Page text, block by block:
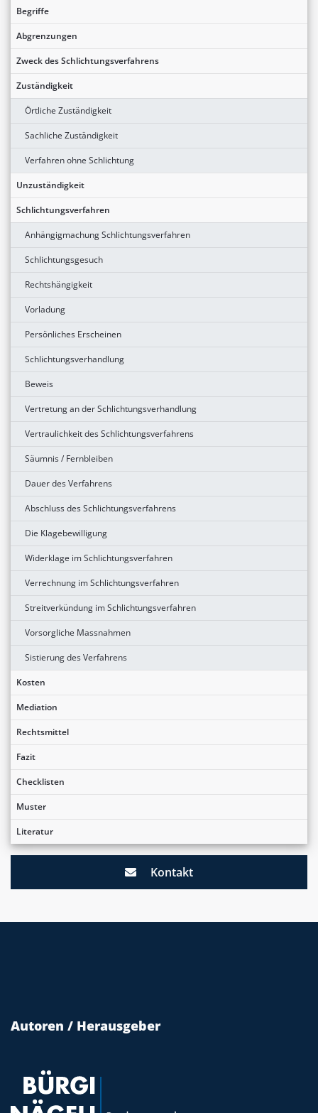
Begriffe
Abgrenzungen
Zweck des Schlichtungsverfahrens
Zuständigkeit
Örtliche Zuständigkeit
Sachliche Zuständigkeit
Verfahren ohne Schlichtung
Unzuständigkeit
Schlichtungsverfahren
Anhängigmachung Schlichtungsverfahren
Schlichtungsgesuch
Rechtshängigkeit
Vorladung
Persönliches Erscheinen
Schlichtungsverhandlung
Beweis
Vertretung an der Schlichtungsverhandlung
Vertraulichkeit des Schlichtungsverfahrens
Säumnis / Fernbleiben
Dauer des Verfahrens
Abschluss des Schlichtungsverfahrens
Die Klagebewilligung
Widerklage im Schlichtungsverfahren
Verrechnung im Schlichtungsverfahren
Streitverkündung im Schlichtungsverfahren
Vorsorgliche Massnahmen
Sistierung des Verfahrens
Kosten
Mediation
Rechtsmittel
Fazit
Checklisten
Muster
Literatur
Kontakt
Autoren / Herausgeber